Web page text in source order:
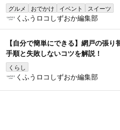
グルメ おでかけ イベント スイーツ
くふうロコしずおか編集部
【自分で簡単にできる】網戸の張り
手順と失敗しないコツを解説！
くらし
くふうロコしずおか編集部